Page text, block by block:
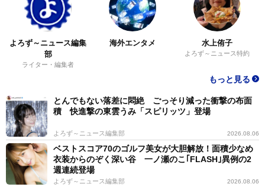
よろず～ニュース編集
部
ライター・編集者
海外エンタメ 水上侑子
よろず～ニュース特約
もっと見る
とんでもない落差に悶絶 ごっそり減った衝撃の布面
積 快進撃の東雲うみ「スピリッツ」登場
よろず～ニュース編集部 2026.08.06
ベストスコア70のゴルフ美女が大胆解放！面積少なめ
衣装からのぞく深い谷 一ノ瀬のこ｢FLASH｣異例の2
週連続登場
よろず～ニュース編集部 2026.08.06